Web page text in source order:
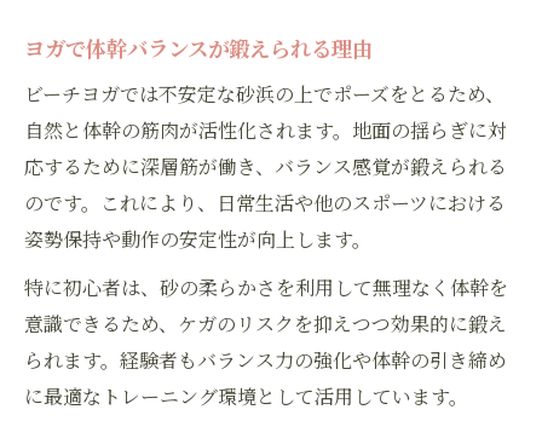
入浴後にヨガを行う際の注意ポイント
ヨガと日常ケアを両立する最適なタイミン
グ
ヨガ前後のケアが体への効果を高める理由
体調管理に役立つヨガの活用法とポイント
日常生活でヨガを取り入れる方法を解説
ヨガで体幹バランスが鍛えられる理由
ビーチヨガでは不安定な砂浜の上でポーズをとるため、
自然と体幹の筋肉が活性化されます。地面の揺らぎに対
応するために深層筋が働き、バランス感覚が鍛えられる
のです。これにより、日常生活や他のスポーツにおける
姿勢保持や動作の安定性が向上します。
特に初心者は、砂の柔らかさを利用して無理なく体幹を
意識できるため、ケガのリスクを抑えつつ効果的に鍛え
られます。経験者もバランス力の強化や体幹の引き締め
に最適なトレーニング環境として活用しています。